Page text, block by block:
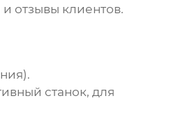
отзывы клиентов.
станок, для